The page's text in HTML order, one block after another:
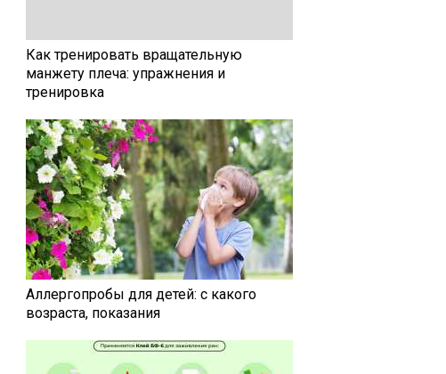
Как тренировать вращательную
манжету плеча: упражнения и
тренировка
Аллергопробы для детей: с какого
возраста, показания